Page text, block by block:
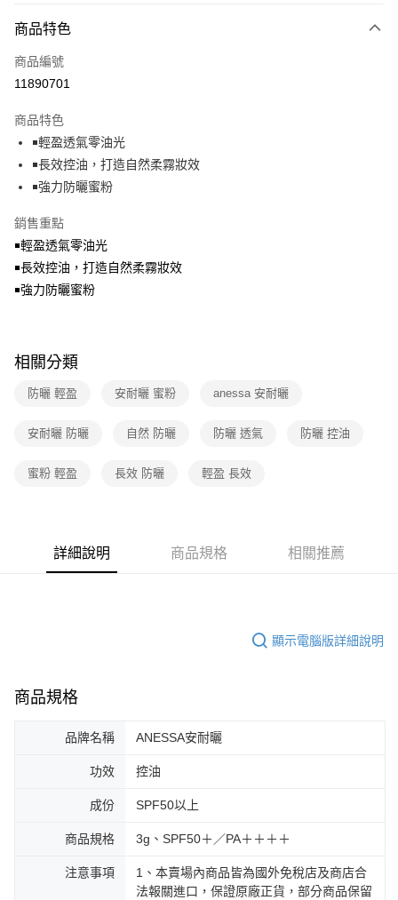
全家線上支付
運送方式
本島宅配-活動商品
免運費
離島宅配-常溫商品
免運費
商品特色
商品編號
11890701
商品特色
￭輕盈透氣零油光
￭長效控油，打造自然柔霧妝效
￭強力防曬蜜粉
銷售重點
￭輕盈透氣零油光
￭長效控油，打造自然柔霧妝效
￭強力防曬蜜粉
相關分類
防曬 輕盈 安耐曬 蜜粉 anessa 安耐曬
安耐曬 防曬 自然 防曬 防曬 透氣 防曬 控油
蜜粉 輕盈 長效 防曬 輕盈 長效
詳細說明 商品規格 相關推薦
顯示電腦版詳細說明
商品規格
品牌名稱 ANESSA安耐曬
功效 控油
成份 SPF50以上
商品規格 3g、SPF50＋／PA＋＋＋＋
注意事項
1、本賣場內商品皆為國外免稅店及商店合
法報關進口，保證原廠正貨，部分商品保留